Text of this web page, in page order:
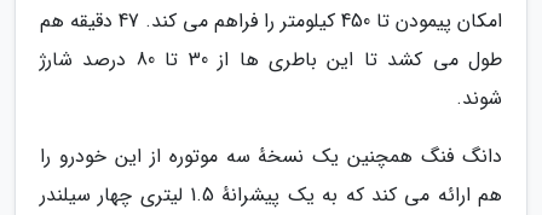
امکان پیمودن تا 450 کیلومتر را فراهم می کند. 47 دقیقه هم
طول می کشد تا این باطری ها از 30 تا 80 درصد شارژ
شوند.
دانگ فنگ همچنین یک نسخهٔ سه موتوره از این خودرو را
هم ارائه می کند که به یک پیشرانهٔ 1.5 لیتری چهار سیلندر